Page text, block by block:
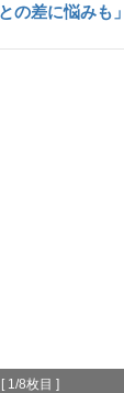
の差に悩みも
[ 1/8枚目 ]